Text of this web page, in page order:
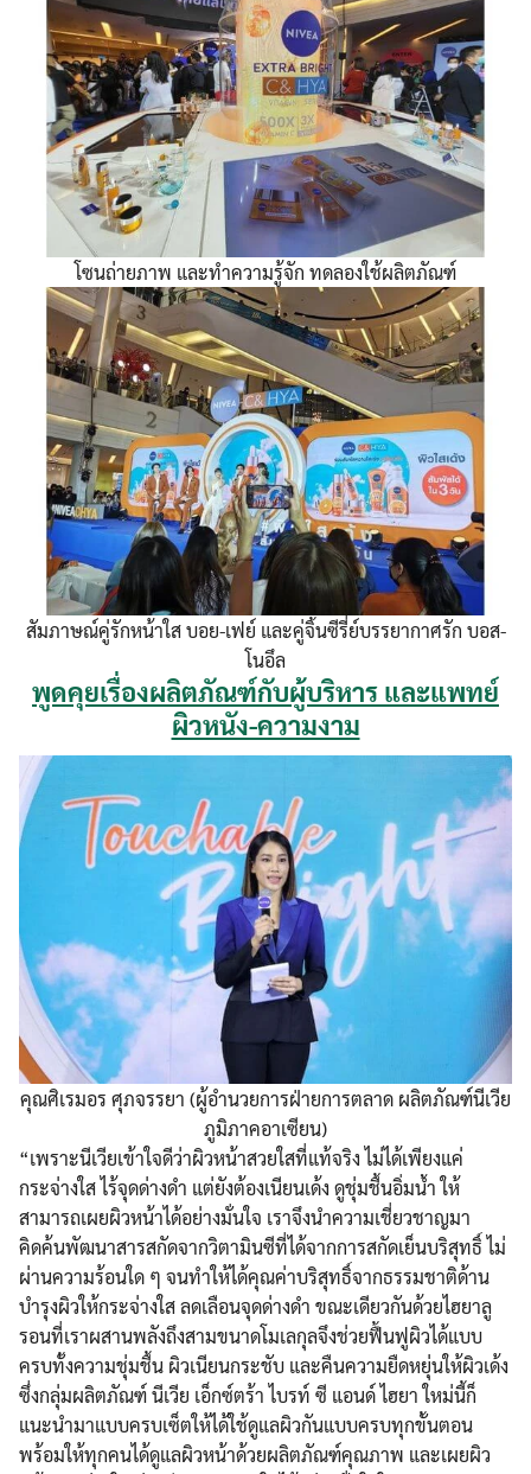
โซนถ่ายภาพ และทำความรู้จัก ทดลองใช้ผลิตภัณฑ์
สัมภาษณ์คู่รักหน้าใส บอย-เฟย์ และคู่จิ้นซีรี่ย์บรรยากาศรัก บอส-
โนอึล
พูดคุยเรื่องผลิตภัณฑ์กับผู้บริหาร และแพทย์
ผิวหนัง-ความงาม
คุณศิเรมอร ศุภจรรยา (ผู้อำนวยการฝ่ายการตลาด ผลิตภัณฑ์นีเวีย
ภูมิภาคอาเซียน)
“เพราะนีเวียเข้าใจดีว่าผิวหน้าสวยใสที่แท้จริง ไม่ได้เพียงแค่
กระจ่างใส ไร้จุดด่างดำ แต่ยังต้องเนียนเด้ง ดูชุ่มชื้นอิ่มน้ำ ให้
สามารถเผยผิวหน้าได้อย่างมั่นใจ เราจึงนำความเชี่ยวชาญมา
คิดค้นพัฒนาสารสกัดจากวิตามินซีที่ได้จากการสกัดเย็นบริสุทธิ์ ไม่
ผ่านความร้อนใด ๆ จนทำให้ได้คุณค่าบริสุทธิ์จากธรรมชาติด้าน
บำรุงผิวให้กระจ่างใส ลดเลือนจุดด่างดำ ขณะเดียวกันด้วยไฮยาลู
รอนที่เราผสานพลังถึงสามขนาดโมเลกุลจึงช่วยฟื้นฟูผิวได้แบบ
ครบทั้งความชุ่มชื้น ผิวเนียนกระชับ และคืนความยืดหยุ่นให้ผิวเด้ง
ซึ่งกลุ่มผลิตภัณฑ์ นีเวีย เอ็กซ์ตร้า ไบรท์ ซี แอนด์ ไฮยา ใหม่นี้ก็
แนะนำมาแบบครบเซ็ตให้ได้ใช้ดูแลผิวกันแบบครบทุกขั้นตอน
พร้อมให้ทุกคนได้ดูแลผิวหน้าด้วยผลิตภัณฑ์คุณภาพ และเผยผิว